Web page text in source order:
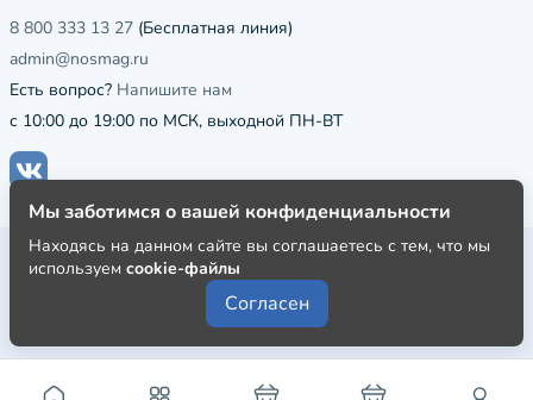
8 800 333 13 27 (Бесплатная линия)
admin@nosmag.ru
Есть вопрос? Напишите нам
с 10:00 до 19:00 по МСК, выходной ПН-ВТ
Публичная оферта
Пользовательское соглашение
Политика конфиденциальности
Мы заботимся о вашей конфиденциальности
Находясь на данном сайте вы соглашаетесь с тем, что мы
используем cookie-файлы
Согласен